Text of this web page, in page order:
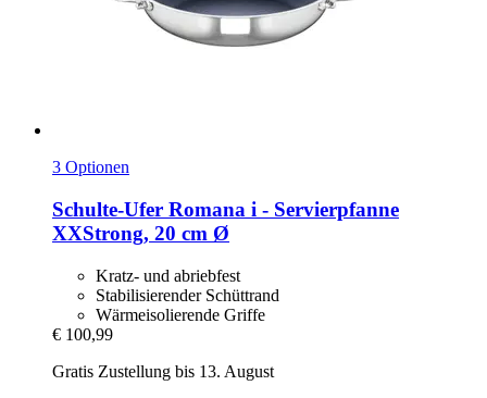
3 Optionen
Schulte-Ufer Romana i -​ Servierpfanne
XXStrong, 20 cm Ø
Kratz- und abriebfest
Stabilisierender Schüttrand
Wärmeisolierende Griffe
€ 100,99
Gratis Zustellung bis 13. August